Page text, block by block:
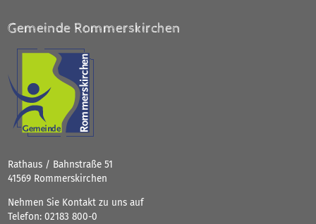
Gemeinde Rommerskirchen
Rathaus / Bahnstraße 51
41569 Rommerskirchen
Nehmen Sie Kontakt zu uns auf
Telefon: 02183 800-0